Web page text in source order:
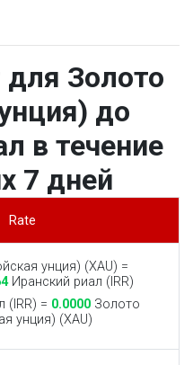
Золото
до
в течение
7 дней
Rate
унция) (XAU) =
Иранский риал (IRR)
(IRR) = 0.0000 Золото
унция) (XAU)